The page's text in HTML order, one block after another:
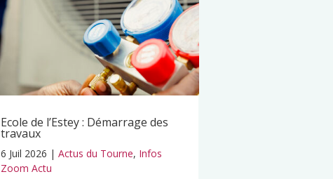
Ecole de l’Estey : Démarrage des
travaux
6 Juil 2026 |Actus du Tourne, Infos
Zoom Actu